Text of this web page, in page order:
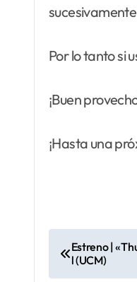
Por lo tanto si
¡Buen
¡Hasta una
N
a
Estreno |
l (UCM)